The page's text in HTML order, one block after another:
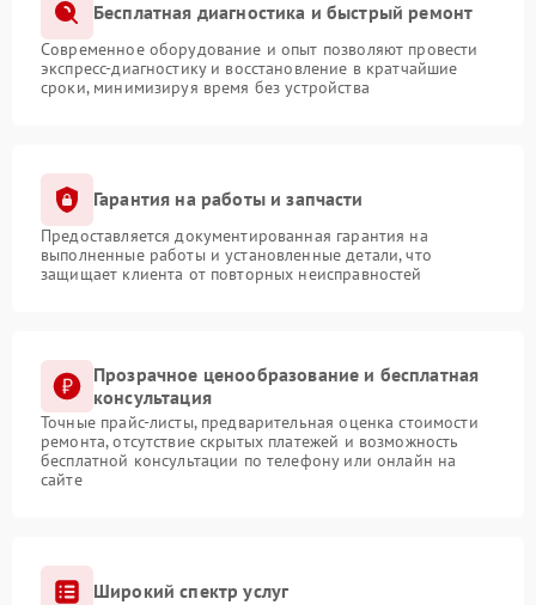
Бесплатная диагностика и быстрый ремонт
Современное оборудование и опыт позволяют провести
экспресс-диагностику и восстановление в кратчайшие
сроки, минимизируя время без устройства
Гарантия на работы и запчасти
Предоставляется документированная гарантия на
выполненные работы и установленные детали, что
защищает клиента от повторных неисправностей
Прозрачное ценообразование и бесплатная
консультация
Точные прайс-листы, предварительная оценка стоимости
ремонта, отсутствие скрытых платежей и возможность
бесплатной консультации по телефону или онлайн на
сайте
Широкий спектр услуг